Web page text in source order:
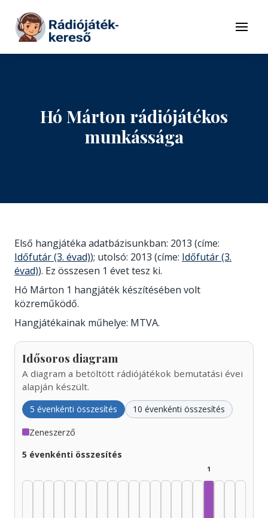
Tovább a tartalomhoz
Menü
Hó Márton rádiójátékos
munkássága
Első hangjátéka adatbázisunkban: 2013 (címe:
Időfutár (3. évad)); utolsó: 2013 (címe: Időfutár (3.
évad)). Ez összesen 1 évet tesz ki.
Hó Márton 1 hangjáték készítésében volt
közreműködő.
Hangjátékainak műhelye: MTVA.
Idősoros diagram
A diagram a betöltött rádiójátékok bemutatási évei
alapján készült.
5 évenkénti összesítés 10 évenkénti összesítés
Zeneszerző
5 évenkénti összesítés
1